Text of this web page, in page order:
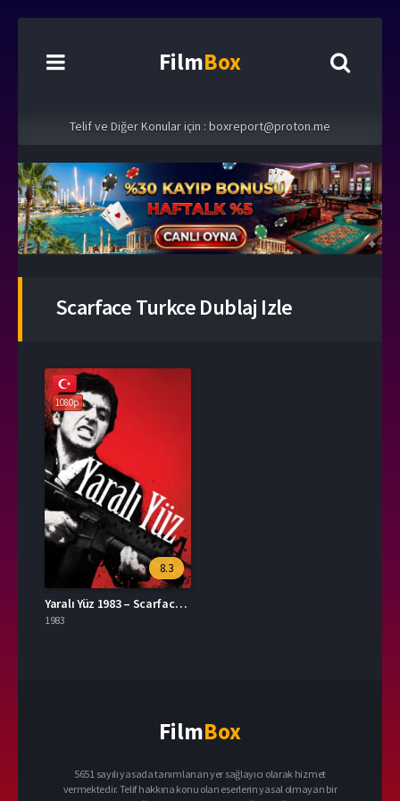
FilmBox
Telif ve Diğer Konular için : boxreport@proton.me
Scarface Turkce Dublaj Izle
1080p
8.3
Yaralı Yüz 1983 – Scarface 1080p Turkce Dublaj izle
1983
FilmBox
5651 sayılı yasada tanımlanan yer sağlayıcı olarak hizmet
vermektedir. Telif hakkına konu olan eserlerin yasal olmayan bir